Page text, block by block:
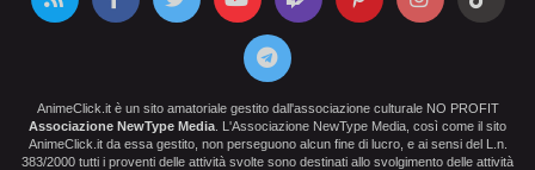
AnimeClick.it è un sito amatoriale gestito dall'associazione culturale NO PROFIT
Associazione NewType Media . L'Associazione NewType Media, così come il sito
AnimeClick.it da essa gestito, non perseguono alcun fine di lucro, e ai sensi del L.n.
383/2000 tutti i proventi delle attività svolte sono destinati allo svolgimento delle attività